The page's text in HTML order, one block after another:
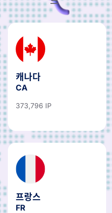
캐나다
CA
373,796 IP
프랑스
FR